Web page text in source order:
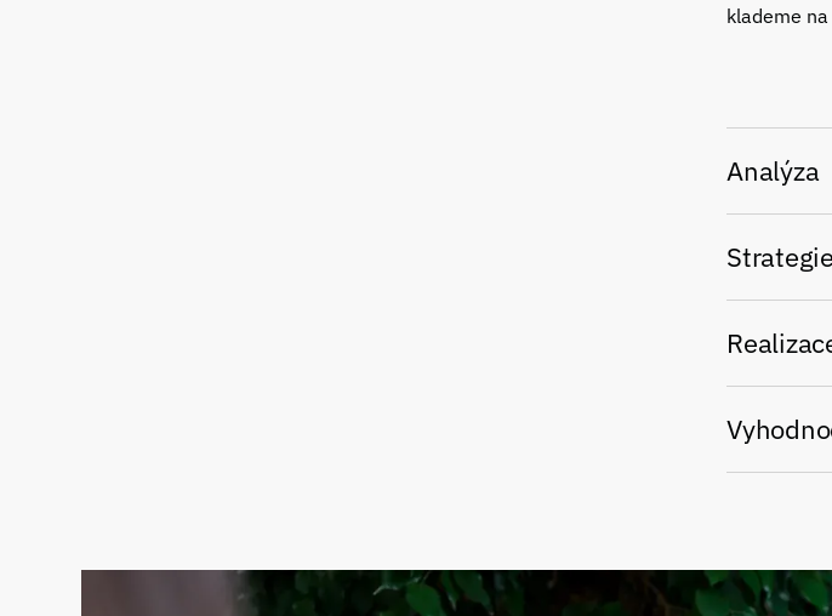
klademe
Analýza
Strategie